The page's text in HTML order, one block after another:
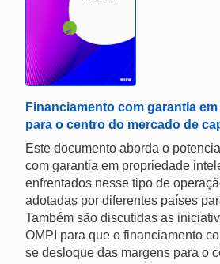
Financiamento com garantia
para o centro do mercado de
Este documento aborda o
com garantia em propriedade
enfrentados nesse tipo de
adotadas por diferentes países
Também são discutidas as
OMPI para que o financiamento
se desloque das margens para o